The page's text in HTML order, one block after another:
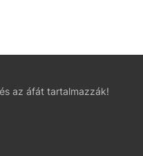
az áfát tartalmazzák!